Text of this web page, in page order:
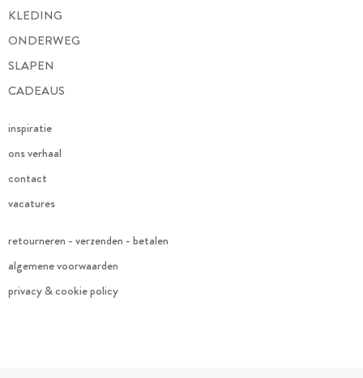
KLEDING
ONDERWEG
SLAPEN
CADEAUS
inspiratie
ons verhaal
contact
vacatures
retourneren - verzenden - betalen
algemene voorwaarden
privacy & cookie policy